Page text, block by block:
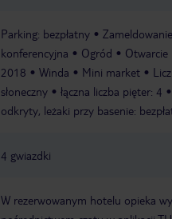
Parking: bezpłatny
konferencyjna
Ogród
2018
Winda Mini market
słoneczny
łączna liczba pięter: 4
odkryty, leżaki przy basenie:
4 gwiazdki
W rezerwowanym hotelu opieka